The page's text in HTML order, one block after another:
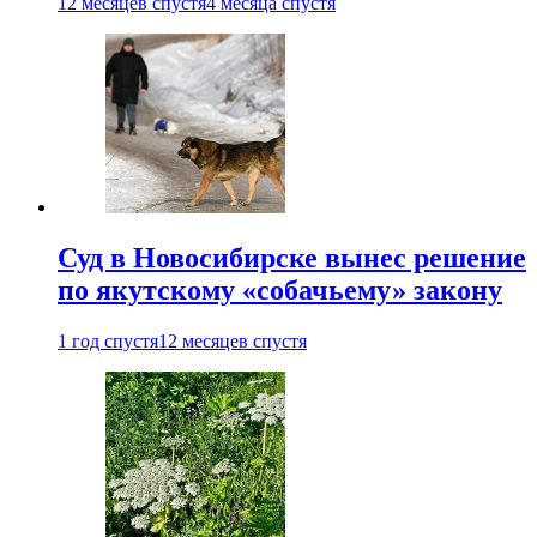
Суд в Новосибирске вынес решение
по якутскому «собачьему» закону
1 год спустя12 месяцев спустя